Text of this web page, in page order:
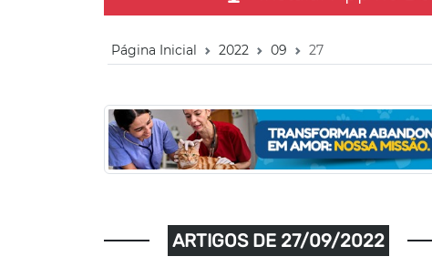
Página Inicial 2022 09 27
ARTIGOS DE 27/09/2022